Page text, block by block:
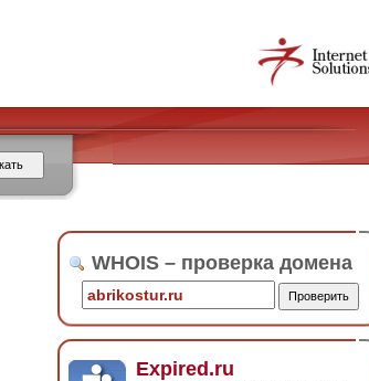
WHOIS – проверка домена
Expired.ru